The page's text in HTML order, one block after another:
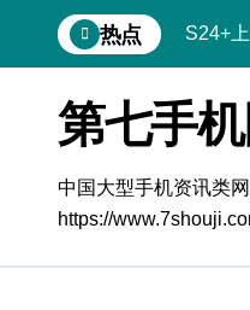
到
热点 S24+
A56
三星
S25美
Galaxy
第七手
中国大型手机资讯类网
https://